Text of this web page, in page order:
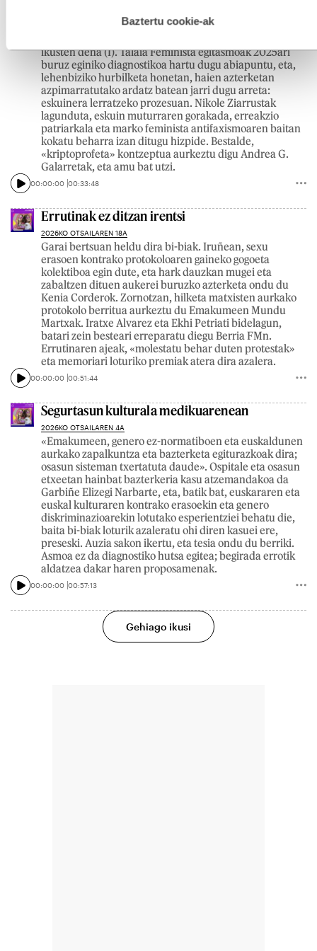
esplizitua ematen diguzu.Gehiago irakurri
Baztertu cookie-ak
2026KO MARTXOAREN 4A
ikusten dena (I). Talaia Feminista egitasmoak 2025ari
buruz eginiko diagnostikoa hartu dugu abiapuntu, eta,
lehenbiziko hurbilketa honetan, haien azterketan
azpimarratutako ardatz batean jarri dugu arreta:
eskuinera lerratzeko prozesuan. Nikole Ziarrustak
lagunduta, eskuin muturraren gorakada, erreakzio
patriarkala eta marko feminista antifaxismoaren baitan
kokatu beharra izan ditugu hizpide. Bestalde,
«kriptoprofeta» kontzeptua aurkeztu digu Andrea G.
Galarretak, eta amu bat utzi.
00:00:00 00:33:48
Errutinak ez ditzan irentsi
2026KO OTSAILAREN 18A
Garai bertsuan heldu dira bi-biak. Iruñean, sexu
erasoen kontrako protokoloaren gaineko gogoeta
kolektiboa egin dute, eta hark dauzkan mugei eta
zabaltzen dituen aukerei buruzko azterketa ondu du
Kenia Corderok. Zornotzan, hilketa matxisten aurkako
protokolo berritua aurkeztu du Emakumeen Mundu
Martxak. Iratxe Alvarez eta Ekhi Petriati bidelagun,
batari zein besteari erreparatu diegu Berria FMn.
Errutinaren ajeak, «molestatu behar duten protestak»
eta memoriari loturiko premiak atera dira azalera.
00:00:00 00:51:44
Segurtasun kulturala medikuarenean
2026KO OTSAILAREN 4A
«Emakumeen, genero ez-normatiboen eta euskaldunen
aurkako zapalkuntza eta bazterketa egiturazkoak dira;
osasun sisteman txertatuta daude». Ospitale eta osasun
etxeetan hainbat bazterkeria kasu atzemandakoa da
Garbiñe Elizegi Narbarte, eta, batik bat, euskararen eta
euskal kulturaren kontrako erasoekin eta genero
diskriminazioarekin lotutako esperientziei behatu die,
baita bi-biak loturik azaleratu ohi diren kasuei ere,
preseski. Auzia sakon ikertu, eta tesia ondu du berriki.
Asmoa ez da diagnostiko hutsa egitea; begirada errotik
aldatzea dakar haren proposamenak.
00:00:00 00:57:13
Gehiago ikusi